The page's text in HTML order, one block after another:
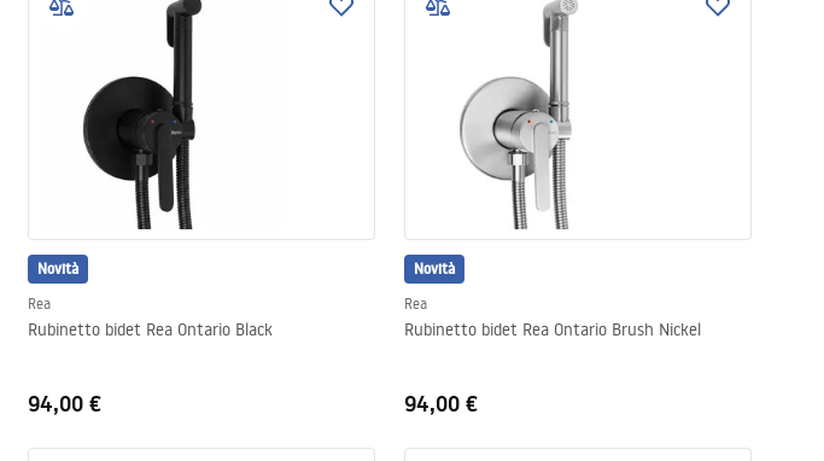
Novità
Rea
Rubinetto bidet Rea Ontario Black
94,00 €
Novità
Rea
Rubinetto bidet Rea Ontario Brush Nickel
94,00 €